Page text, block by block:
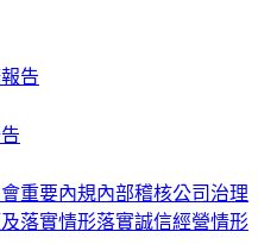
告
重要內規內部稽核公司治理
落實情形落實誠信經營情形